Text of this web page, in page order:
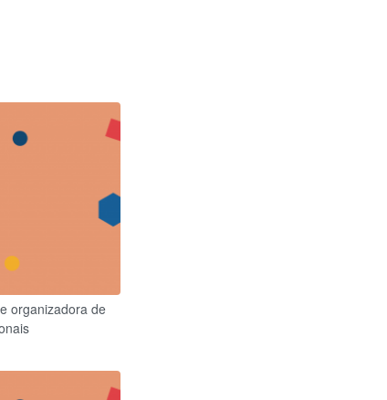
organizadora de